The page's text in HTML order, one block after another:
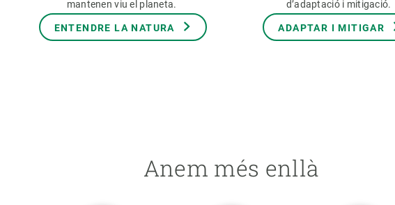
mantenen viu el planeta.
ENTENDRE LA NATURA
d’adaptació i mitigació.
ADAPTAR I MITIGAR
Anem més enllà